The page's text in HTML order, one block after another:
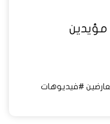
مؤيدين
#فيديوهات